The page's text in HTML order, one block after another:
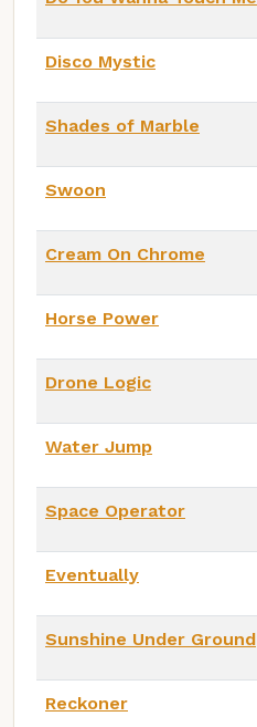
Disco Mystic
Shades of Marble
Swoon
Cream On Chrome
Horse Power
Drone Logic
Water Jump
Space Operator
Eventually
Sunshine Under Ground
Reckoner